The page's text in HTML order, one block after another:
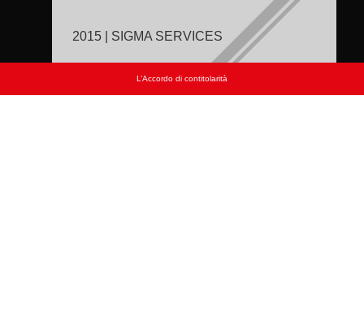
2015 | SIGMA SERVICES
L’Accordo di contitolarità